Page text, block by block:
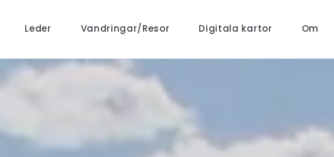
Leder Vandringar/Resor Digitala kartor Om